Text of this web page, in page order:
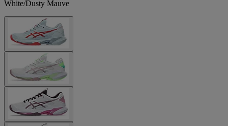
White/Dusty Mauve